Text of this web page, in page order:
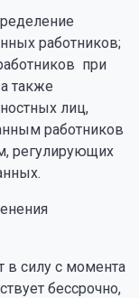
работников;
при
также
лиц,
работников
регулирующих
в силу с момента
бессрочно,